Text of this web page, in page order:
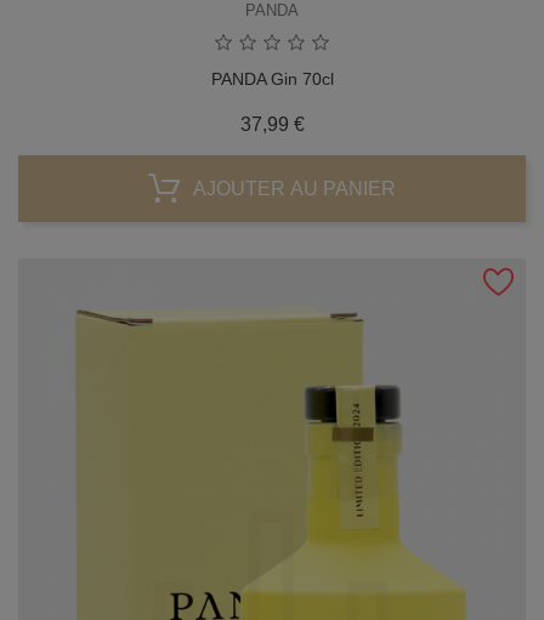
PANDA
PANDA Gin 70cl
37,99 €Prix
AJOUTER AU PANIER